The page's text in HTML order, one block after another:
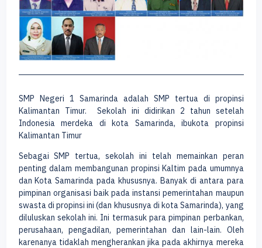
SMP Negeri 1 Samarinda adalah SMP tertua di propinsi
Kalimantan Timur. Sekolah ini didirikan 2 tahun setelah
Indonesia merdeka di kota Samarinda, ibukota propinsi
Kalimantan Timur
Sebagai SMP tertua, sekolah ini telah memainkan peran
penting dalam membangunan propinsi Kaltim pada umumnya
dan Kota Samarinda pada khususnya. Banyak di antara para
pimpinan organisasi baik pada instansi pemerintahan maupun
swasta di propinsi ini (dan khususnya di kota Samarinda), yang
diluluskan sekolah ini. Ini termasuk para pimpinan perbankan,
perusahaan, pengadilan, pemerintahan dan lain-lain. Oleh
karenanya tidaklah mengherankan jika pada akhirnya mereka